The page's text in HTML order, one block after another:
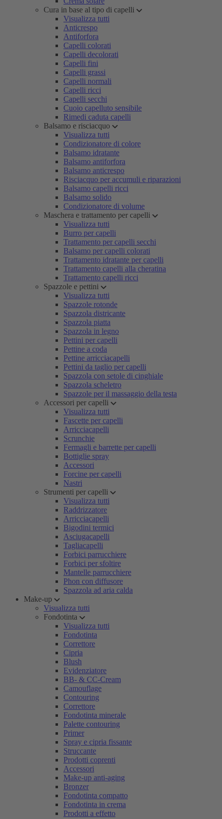
Cura in base al tipo di capelli
Visualizza tutti
Anticrespo
Antiforfora
Capelli colorati
Capelli decolorati
Capelli fini
Capelli grassi
Capelli normali
Capelli ricci
Capelli secchi
Cuoio capelluto sensibile
Rimedi caduta capelli
Balsamo e risciacquo
Visualizza tutti
Condizionatore di colore
Balsamo idratante
Balsamo antiforfora
Balsamo anticrespo
Risciacquo per accumuli e riparazioni
Balsamo capelli ricci
Balsamo solido
Condizionatore di volume
Maschera e trattamento per capelli
Visualizza tutti
Burro per capelli
Trattamento per capelli secchi
Balsamo per capelli colorati
Trattamento idratante per capelli
Trattamento capelli alla cheratina
Trattamento capelli ricci
Spazzole e pettini
Visualizza tutti
Spazzole rotonde
Spazzola districante
Spazzola piatta
Spazzola in legno
Pettini per capelli
Pettine a coda
Pettine arricciacapelli
Pettini da taglio per capelli
Spazzola con setole di cinghiale
Spazzola scheletro
Spazzole per il massaggio della testa
Accessori per capelli
Visualizza tutti
Fascette per capelli
Arricciacapelli
Scrunchie
Fermagli e barrette per capelli
Bottiglie spray
Accessori
Forcine per capelli
Nastri
Strumenti per capelli
Visualizza tutti
Raddrizzatore
Arricciacapelli
Bigodini termici
Asciugacapelli
Tagliacapelli
Forbici parrucchiere
Forbici per sfoltire
Mantelle parrucchiere
Phon con diffusore
Spazzola ad aria calda
Make-up
Visualizza tutti
Fondotinta
Visualizza tutti
Fondotinta
Correttore
Cipria
Blush
Evidenziatore
BB- & CC-Cream
Camouflage
Contouring
Correttore
Fondotinta minerale
Palette contouring
Primer
Spray e cipria fissante
Struccante
Prodotti coprenti
Accessori
Make-up anti-aging
Bronzer
Fondotinta compatto
Fondotinta in crema
Prodotti a effetto